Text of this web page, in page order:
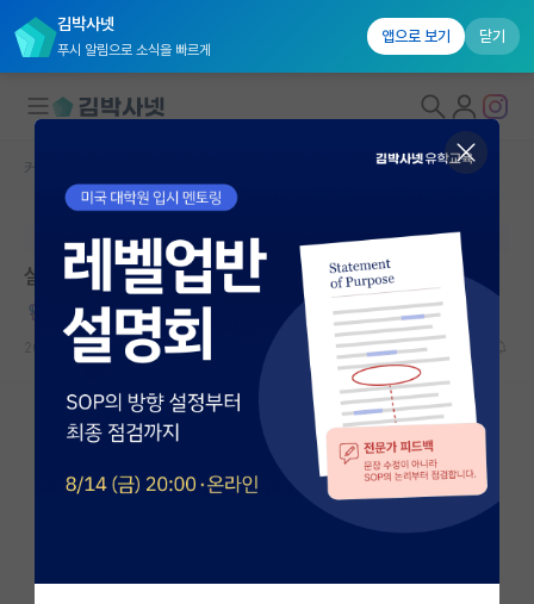
김박사넷
푸시 알림으로 소식을 빠르게
앱으로 보기 닫기
대학원생 모집
국내대학원 정보
연구실&오픈랩
커뮤니티
커뮤니티 홈
전체글보기
베스트 게시판
자유 게시판(아무개랩)
커뮤니티 홈
본문이 수정되지 않는 박제글입니다.
설마 주말에 출근하는 흑우 대학원생들 없겠지???
쩨쩨한 레오나르도 다빈치
2026.05.10 3 1596